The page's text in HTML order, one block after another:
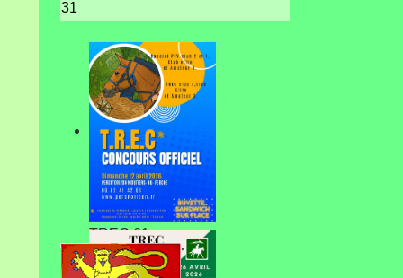
31
TREC 61